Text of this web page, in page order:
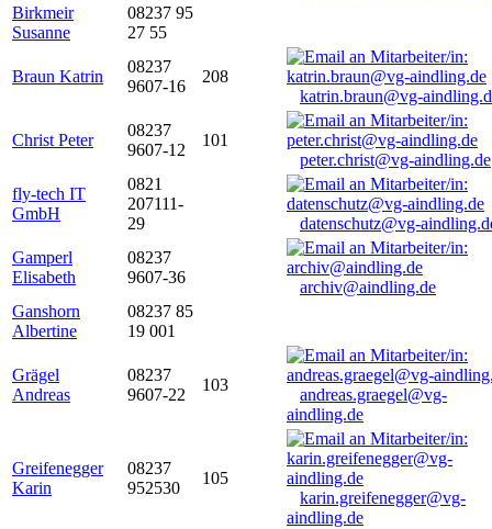
Birkmeir
Susanne
08237 95
27 55
Braun Katrin
08237
9607-16
208
katrin.braun@vg-
Christ Peter
08237
9607-12
101
peter.christ@vg-aindling.de
fly-tech IT
GmbH
0821
207111-
29
datenschutz@vg-
Gamperl
Elisabeth
08237
9607-36
archiv@aindling.de
Ganshorn
Albertine
08237 85
19 001
Grägel
Andreas
08237
9607-22
103
andreas.graegel@vg-
aindling.de
Greifenegger
Karin
08237
952530
105
karin.greifenegger@vg-
aindling.de